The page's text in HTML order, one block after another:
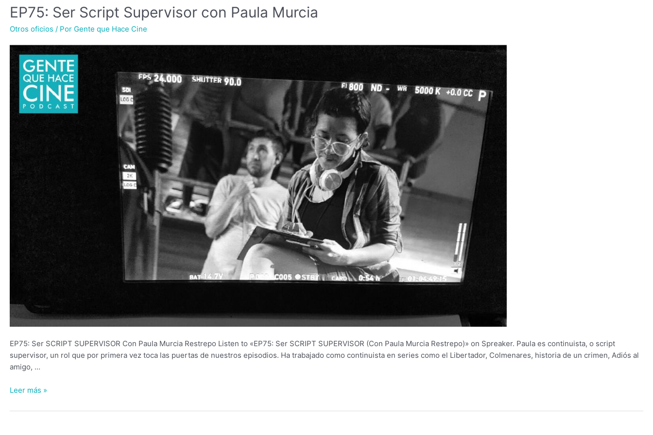
EP75: Ser Script Supervisor con Paula Murcia
Otros oficios / Por Gente que Hace Cine
EP75: Ser SCRIPT SUPERVISOR Con Paula Murcia Restrepo Listen to «EP75: Ser SCRIPT SUPERVISOR (Con Paula Murcia Restrepo)» on Spreaker. Paula es continuista, o script
supervisor, un rol que por primera vez toca las puertas de nuestros episodios. Ha trabajado como continuista en series como el Libertador, Colmenares, historia de un crimen, Adiós al
amigo, …
EP75:
Ser
Script
Supervisor
con
Paula
Murcia
Leer más »